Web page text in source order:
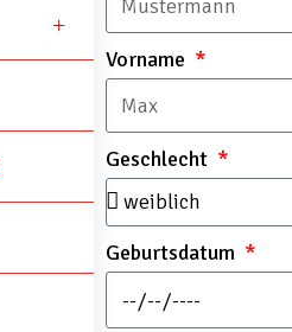
Vorname
Geschlecht
Geburtsdatum